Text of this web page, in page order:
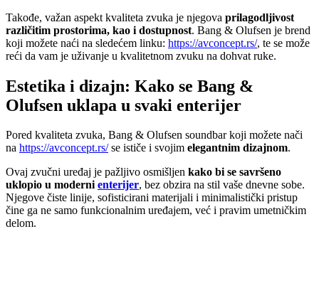
Takođe, važan aspekt kvaliteta zvuka je njegova prilagodljivost
različitim prostorima, kao i dostupnost. Bang & Olufsen je brend
koji možete naći na sledećem linku: https://avconcept.rs/, te se može
reći da vam je uživanje u kvalitetnom zvuku na dohvat ruke.
Estetika i dizajn: Kako se Bang &
Olufsen uklapa u svaki enterijer
Pored kvaliteta zvuka, Bang & Olufsen soundbar koji možete nači
na https://avconcept.rs/se ističe i svojim elegantnim dizajnom.
Ovaj zvučni uređaj je pažljivo osmišljen kako bi se savršeno
uklopio u modernienterijer, bez obzira na stil vaše dnevne sobe.
Njegove čiste linije, sofisticirani materijali i minimalistički pristup
čine ga ne samo funkcionalnim uređajem, već i pravim umetničkim
delom.